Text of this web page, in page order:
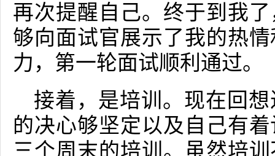
再次提醒自己。终于到我
够向面试官展示了我的热
力，第一轮面试顺利通过。
接着，是培训。现在回
的决心够坚定以及自己有
三个周末的培训。虽然培